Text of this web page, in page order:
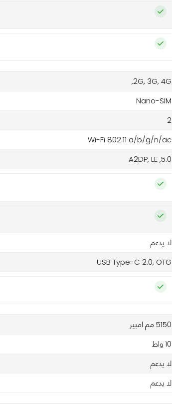
2G, 3G, 4G,
Nano-SIM
2
Wi-Fi 802.11 a/b/g/n/ac
5.0, A2DP, LE
لا يدعم
USB Type-C 2.0, OTG
5150 مم امبير
10 واط
لا يدعم
لا يدعم